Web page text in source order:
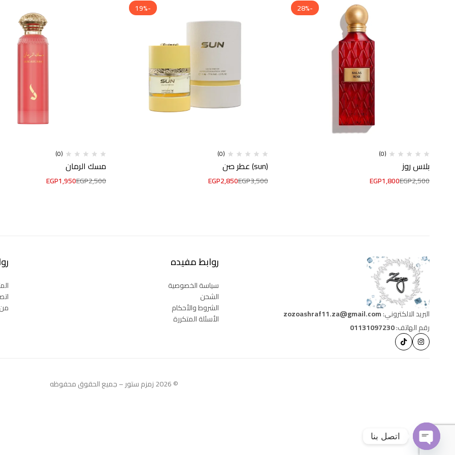
-28%
(0)
بلاس روز
EGP2,500
EGP1,800
-19%
(0)
(sun) عطر صن
EGP3,500
EGP2,850
(0)
مسك الرمان
EGP2,500
EGP1,950
البريد الالكتروني:zozoashraf11.za@gmail.com
رقم الهاتف:01131097230
روابط مفيده
سياسة الخصوصية
الشحن
الشروط والأحكام
الأسئلة المتكررة
© 2026 زمزم ستور – جميع الحقوق محفوظه
اتصل بنا
O